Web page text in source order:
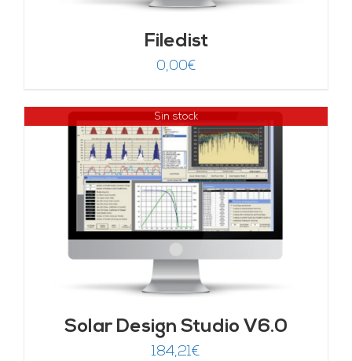
Filedist
0,00€
Sin stock
Solar Design Studio V6.0
184,21€